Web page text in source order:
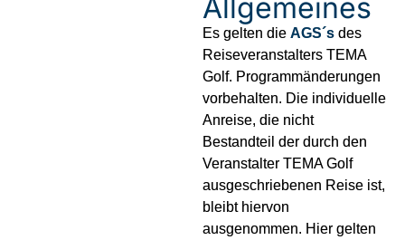
Allgemeines
Es gelten die AGS´s des
Reiseveranstalters TEMA
Golf. Programmänderungen
vorbehalten. Die individuelle
Anreise, die nicht
Bestandteil der durch den
Veranstalter TEMA Golf
ausgeschriebenen Reise ist,
bleibt hiervon
ausgenommen. Hier gelten